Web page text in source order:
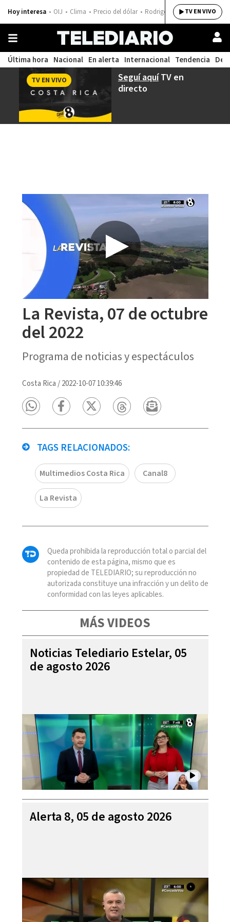
Hoy interesa OIJ Clima Precio del dólar Rodrigo ChavesTV EN VIVO
Última hora Nacional En alerta Internacional Tendencia
Seguí aquíTV en
directo
TV EN VIVO
La Revista, 07 de octubre
del 2022
Programa de noticias y espectáculos
Costa Rica /2022-10-07 10:39:46
TAGS RELACIONADOS:
Multimedios Costa Rica Canal8
La Revista
Queda prohibida la reproducción total o parcial del
contenido de esta página, mismo que es
propiedad de TELEDIARIO; su reproducción no
autorizada constituye una infracción y un delito de
conformidad con las leyes aplicables.
MÁS VIDEOS
Noticias Telediario Estelar, 05
de agosto 2026
Alerta 8, 05 de agosto 2026